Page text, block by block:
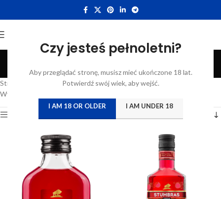
Czy jesteś pełnoletni?
Aby przeglądać stronę, musisz mieć ukończone 18 lat.
Potwierdź swój wiek, aby wejść.
I AM 18 OR OLDER I AM UNDER 18
Wódka malinowa
Categories
Strona główna
Katalog/Produkty oznaczone “Wódka malinowa”
Wyświetlanie wszystkich wyników: 2